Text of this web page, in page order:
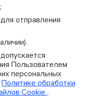
отправления
Пользователем
персональных
Политике обработки
Cookie .